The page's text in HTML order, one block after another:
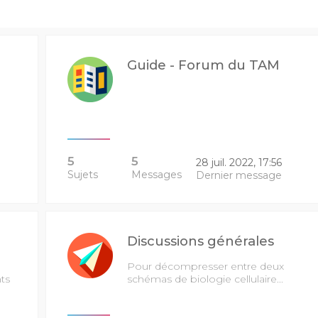
Guide - Forum du TAM
5
Sujets
5
Messages
28 juil. 2022, 17:56
Dernier message
Discussions générales
Pour décompresser entre deux
schémas de biologie cellulaire...